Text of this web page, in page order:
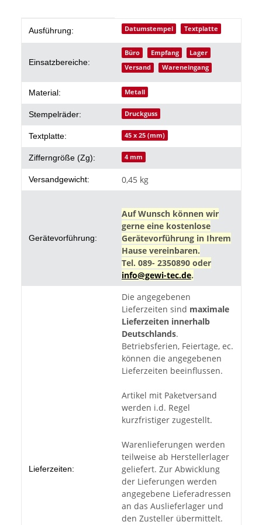
Produkteigenschaft
Wert
Ausführung: Datumstempel Textplatte
Einsatzbereiche:
Büro Empfang
Lager
Versand
Wareneingang
Material: Metall
Stempelräder: Druckguss
Textplatte: 45 x 25 (mm)
Zifferngröße (Zg): 4 mm
Versandgewicht: 0,45 kg
Gerätevorführung:
Auf Wunsch können wir
gerne eine kostenlose
Gerätevorführung in Ihrem
Hause vereinbaren.
Tel. 089- 2350890 oder
info@gewi-tec.de.
Lieferzeiten:
Die angegebenen
Lieferzeiten sind maximale
Lieferzeiten innerhalb
Deutschlands.
Betriebsferien, Feiertage, ec.
können die angegebenen
Lieferzeiten beeinflussen.
Artikel mit Paketversand
werden i.d. Regel
kurzfristiger zugestellt.
Warenlieferungen werden
teilweise ab Herstellerlager
geliefert. Zur Abwicklung
der Lieferungen werden
angegebene Lieferadressen
an das Auslieferlager und
den Zusteller übermittelt.